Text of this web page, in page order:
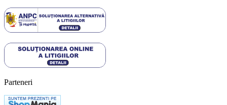
Parteneri